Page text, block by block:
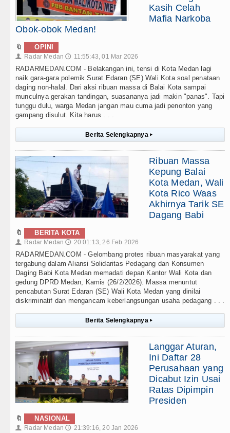
Kasih Celah
Mafia Narkoba
Obok-obok Medan!
🔖 OPINI
👤 Radar Medan 🕔 11:55:43, 01 Mar 2026
RADARMEDAN.COM - Belakangan ini, tensi di Kota Medan lagi
naik gara-gara polemik Surat Edaran (SE) Wali Kota soal penataan
daging non-halal. Dari aksi ribuan massa di Balai Kota sampai
munculnya gerakan tandingan, suasananya jadi makin "panas". Tapi
tunggu dulu, warga Medan jangan mau cuma jadi penonton yang
gampang disulut. Kita harus . . .
Berita Selengkapnya ▸
Ribuan Massa
Kepung Balai
Kota Medan, Wali
Kota Rico Waas
Akhirnya Tarik SE
Dagang Babi
🔖 BERITA KOTA
👤 Radar Medan 🕔 20:01:13, 26 Feb 2026
RADARMEDAN.COM - Gelombang protes ribuan masyarakat yang
tergabung dalam Aliansi Solidaritas Pedagang dan Konsumen
Daging Babi Kota Medan memadati depan Kantor Wali Kota dan
gedung DPRD Medan, Kamis (26/2/2026). Massa menuntut
pencabutan Surat Edaran (SE) Wali Kota Medan yang dinilai
diskriminatif dan mengancam keberlangsungan usaha pedagang . . .
Berita Selengkapnya ▸
Langgar Aturan,
Ini Daftar 28
Perusahaan yang
Dicabut Izin Usai
Ratas Dipimpin
Presiden
🔖 NASIONAL
👤 Radar Medan 🕔 21:39:16, 20 Jan 2026